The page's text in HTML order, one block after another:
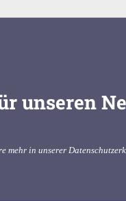
unseren
mehr in unserer